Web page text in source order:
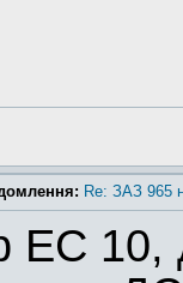
Re: ЗАЗ 965
ЕС 10,